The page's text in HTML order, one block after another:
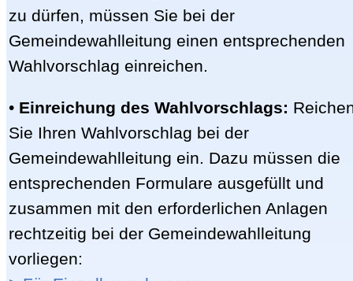
zu dürfen, müssen Sie bei der
Gemeindewahlleitung einen entsprechenden
Wahlvorschlag einreichen.
• Einreichung des Wahlvorschlags:
Sie Ihren Wahlvorschlag bei der
Gemeindewahlleitung ein. Dazu müssen die
entsprechenden Formulare ausgefüllt und
zusammen mit den erforderlichen Anlagen
rechtzeitig bei der Gemeindewahlleitung
vorliegen: